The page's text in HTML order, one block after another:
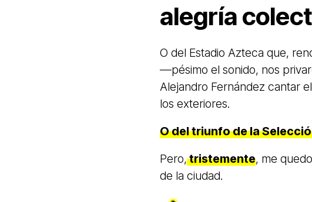
alegría
O del Estadio Azteca que,
—pésimo el sonido, nos
Alejandro Fernández cantar
los exteriores.
O del triunfo de la
Pero,tristemente, me
de la ciudad.